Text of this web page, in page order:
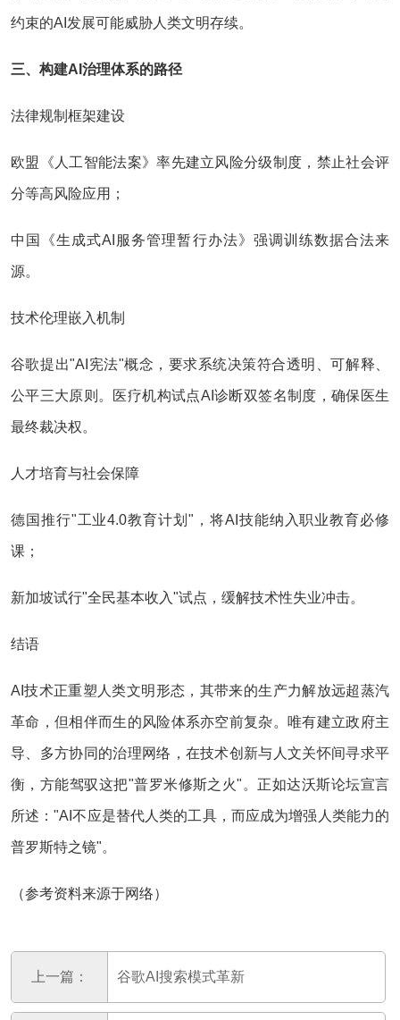
约束的AI发展可能威胁人类文明存续。
三、构建AI治理体系的路径
法律规制框架建设
欧盟《人工智能法案》率先建立风险分级制度，禁止社会评
分等高风险应用；
中国《生成式AI服务管理暂行办法》强调训练数据合法来
源。
技术伦理嵌入机制
谷歌提出"AI宪法"概念，要求系统决策符合透明、可解释、
公平三大原则。医疗机构试点AI诊断双签名制度，确保医生
最终裁决权。
人才培育与社会保障
德国推行"工业4.0教育计划"，将AI技能纳入职业教育必修
课；
新加坡试行"全民基本收入"试点，缓解技术性失业冲击。
结语
AI技术正重塑人类文明形态，其带来的生产力解放远超蒸汽
革命，但相伴而生的风险体系亦空前复杂。唯有建立政府主
导、多方协同的治理网络，在技术创新与人文关怀间寻求平
衡，方能驾驭这把"普罗米修斯之火"。正如达沃斯论坛宣言
所述："AI不应是替代人类的工具，而应成为增强人类能力的
普罗斯特之镜"。
（参考资料来源于网络）
上一篇： 谷歌AI搜索模式革新